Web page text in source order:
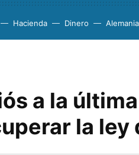
Hacienda Dinero Alemania
a la
la ley